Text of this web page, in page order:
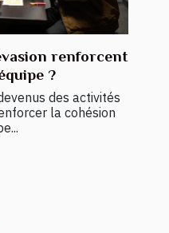
renforcent
?
des activités
la cohésion